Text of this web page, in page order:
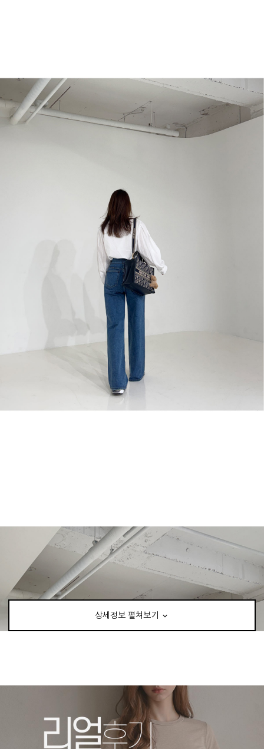
상세정보 펼쳐보기